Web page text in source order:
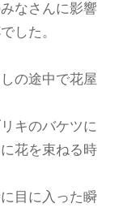
なさんに影響
した。
の途中で花屋
キのバケツに
花を束ねる時
目に入った瞬